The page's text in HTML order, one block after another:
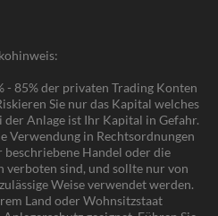
- 85% der privaten Trading Konten
Sie nur das Kapital welches
der Anlage ist Ihr Kapital in Gefahr.
Verwendung in Rechtsordnungen
beschriebene Handel oder die
verboten sind, und sollte nur von
Weise verwendet werden.
Land oder Wohnsitzstaat